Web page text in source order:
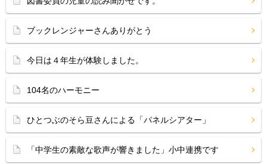
ブックレンジャーさんありがとう
今日は４年生が体験しました。
104名のハーモニー
ひとつぶのそら豆さんによる「パネルシアター」
「中学生の素敵な歌声が響きました」小中連携です